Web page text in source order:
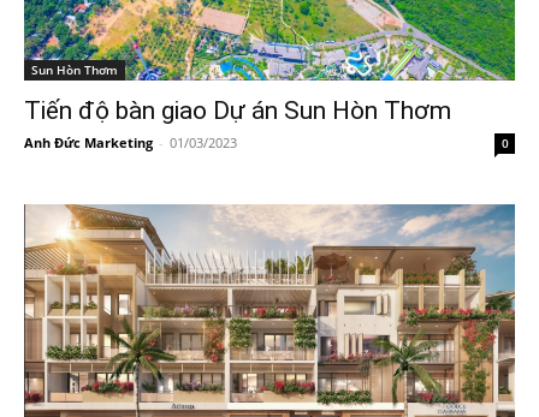
Sun Hòn Thơm
Tiến độ bàn giao Dự án Sun Hòn Thơm
Anh Đức Marketing - 01/03/2023 0